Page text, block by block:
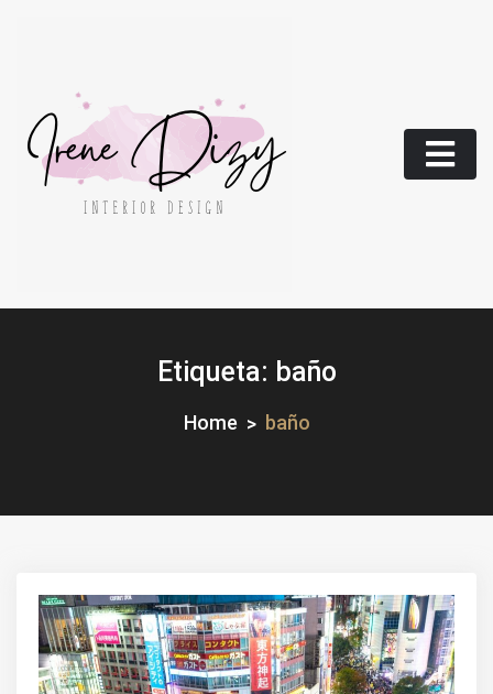
Etiqueta: baño
Home baño